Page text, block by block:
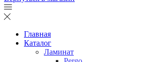
Главная
Каталог
Ламинат